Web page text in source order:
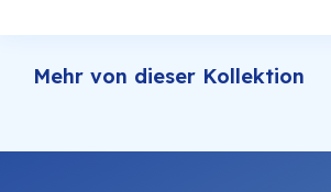
Mehr von dieser Kollektion